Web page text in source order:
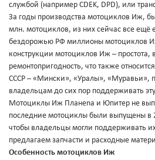
службой (например CDEK, DPD), или
За годы производства мотоциклов Иж,
млн. мотоциклов, из них сейчас все ещё
бездорожью РФ миллионы мотоциклов
конструкции мотоциклов Иж – простота,
ремонтопригодность, что также
СССР – «Мински», «Уралы», «Муравьи»,
владельцам до сих пор поддерживать
Мотоциклы Иж Планеnа и Юпитер не
последние мотоциклы были выпущены в
чтобы владельцы могли поддерживать
предлагаем запчасти и расходные
Особенность мотоциклов Иж